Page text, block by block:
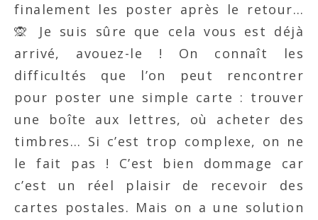
finalement les poster après le retour…
🙊 Je suis sûre que cela vous est déjà
arrivé, avouez-le ! On connaît les
difficultés que l’on peut rencontrer
pour poster une simple carte : trouver
une boîte aux lettres, où acheter des
timbres… Si c’est trop complexe, on ne
le fait pas ! C’est bien dommage car
c’est un réel plaisir de recevoir des
cartes postales. Mais on a une solution